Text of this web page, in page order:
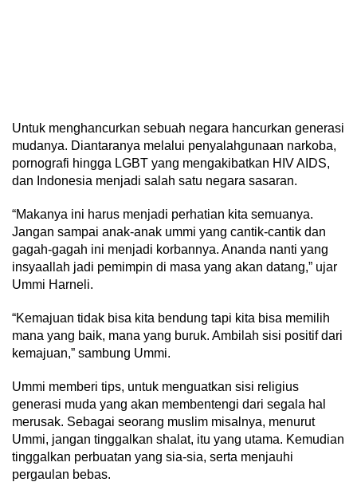
Untuk menghancurkan sebuah negara hancurkan generasi
mudanya. Diantaranya melalui penyalahgunaan narkoba,
pornografi hingga LGBT yang mengakibatkan HIV AIDS,
dan Indonesia menjadi salah satu negara sasaran.
“Makanya ini harus menjadi perhatian kita semuanya.
Jangan sampai anak-anak ummi yang cantik-cantik dan
gagah-gagah ini menjadi korbannya. Ananda nanti yang
insyaallah jadi pemimpin di masa yang akan datang,” ujar
Ummi Harneli.
“Kemajuan tidak bisa kita bendung tapi kita bisa memilih
mana yang baik, mana yang buruk. Ambilah sisi positif dari
kemajuan,” sambung Ummi.
Ummi memberi tips, untuk menguatkan sisi religius
generasi muda yang akan membentengi dari segala hal
merusak. Sebagai seorang muslim misalnya, menurut
Ummi, jangan tinggalkan shalat, itu yang utama. Kemudian
tinggalkan perbuatan yang sia-sia, serta menjauhi
pergaulan bebas.